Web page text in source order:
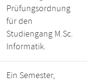
Prüfungsordnung
für den
Studiengang M.Sc.
Informatik.
Ein Semester,